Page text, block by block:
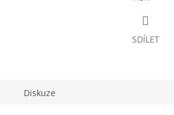
SDÍLET
Diskuze